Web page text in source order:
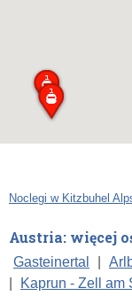
Noclegi w Kitzbuhel
Austria: więcej
Gasteinertal
Kaprun - Zell am